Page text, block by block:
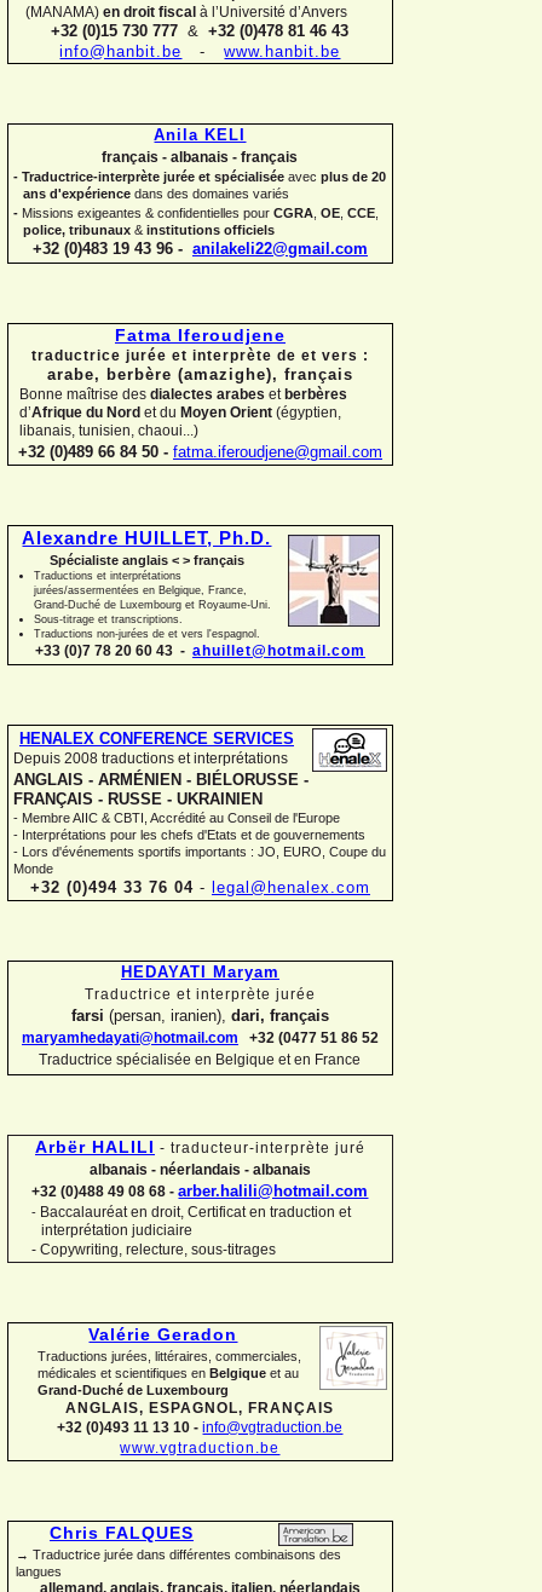
(MANAMA) en droit fiscal à l’Université d’Anvers
+32 (0)15 730 777 &+32 (0)478 81 46 43
info@hanbit.be - www.hanbit.be
Anila KELI
français - albanais - français
- Traductrice-interprète jurée et spécialisée avec plus de 20
ans d'expérience dans des domaines variés
- Missions exigeantes & confidentielles pour CGRA OE CCE
police, tribunaux & institutions officiels
+32 (0)483 19 43 96 - anilakeli22@gmail.com
Fatma Iferoudjene
traductrice jurée et interprète de et vers :
arabe, berbère (amazighe), français
Bonne maîtrise des dialectes arabes et berbères
d’Afrique du Nord et du Moyen Orient (égyptien,
libanais, tunisien, chaoui...)
+32 (0)489 66 84 50 - fatma.iferoudjene@gmail.com
Alexandre HUILLET, Ph.D.
Spécialiste anglais < > français
Traductions et interprétations
jurées/assermentées en Belgique, France,
Grand-Duché de Luxembourg et Royaume-Uni.
Sous-titrage et transcriptions.
Traductions non-jurées de et vers l'espagnol.
+33 (0)7 78 20 60 43 - ahuillet@hotmail.com
HENALEX CONFERENCE SERVICES
Depuis 2008 traductions et interprétations
ANGLAIS - ARMÉNIEN - BIÉLORUSSE -
FRANÇAIS - RUSSE - UKRAINIEN
- Membre AIIC & CBTI, Accrédité au Conseil de l'Europe
- Interprétations pour les chefs d'Etats et de gouvernements
- Lors d'événements sportifs importants : JO, EURO, Coupe du
Monde
+32 (0)494 33 76 04 - legal@henalex.com
HEDAYATI Maryam
Traductrice et interprète jurée
farsi (persan, iranien), dari, français
maryamhedayati@hotmail.com +32 (0477 51 86 52
Traductrice spécialisée en Belgique et en France
Arbër HALILI - traducteur-interprète juré
albanais - néerlandais - albanais
+32 (0)488 49 08 68 - arber.halili@hotmail.com
- Baccalauréat en droit, Certificat en traduction et
interprétation judiciaire
- Copywriting, relecture, sous-titrages
Valérie Geradon
Traductions jurées, littéraires, commerciales,
médicales et scientifiques en Belgique et au
Grand-Duché de Luxembourg
ANGLAIS, ESPAGNOL, FRANÇAIS
+32 (0)493 11 13 10 - info@vgtraduction.be
www.vgtraduction.be
Chris FALQUES
→ Traductrice jurée dans différentes combinaisons des
langues
allemand, anglais, français, italien, néerlandais